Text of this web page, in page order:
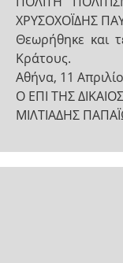
ΧΡΥΣΟΧΟΪΔΗΣ
Θεωρήθηκε και
Κράτους.
Αθήνα, 11
Ο ΕΠΙ ΤΗΣ
ΜΙΛΤΙΑΔΗΣ